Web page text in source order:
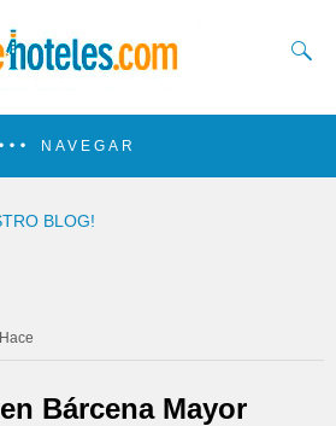
NAVEGAR
BLOG!
Bárcena Mayor